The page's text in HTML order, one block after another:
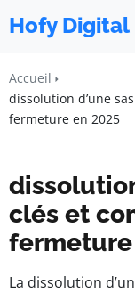
Hofy Digital
Accueil
dissolution d’une
fermeture en 2025
clés et
fermeture
La dissolution